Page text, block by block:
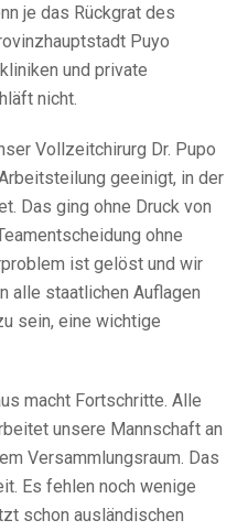
je das Rückgrat des
Puyo
und private
nicht.
Vollzeitchirurg Dr. Pupo
geeinigt, in der
Das ging ohne Druck von
ohne
ist gelöst und wir
alle staatlichen Auflagen
sein, eine wichtige
macht Fortschritte. Alle
unsere Mannschaft an
Versammlungsraum. Das
Es fehlen noch wenige
schon ausländischen